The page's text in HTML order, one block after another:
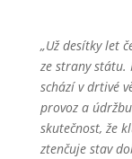
„Už desítky let
ze strany
schází v drtivé
provoz a
skutečnost, že
ztenčuje stav